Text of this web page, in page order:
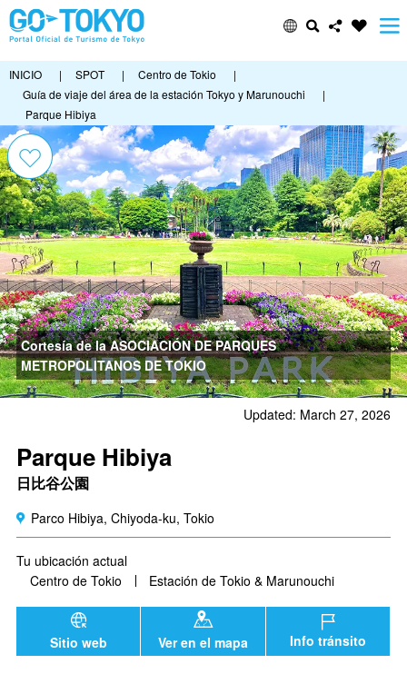
INICIO | SPOT | Centro de Tokio
|
Guía de viaje del área de la estación Tokyo y Marunouchi
|
Parque Hibiya
Cortesía de la ASOCIACIÓN DE PARQUES
METROPOLITANOS DE TOKIO
Updated: March 27, 2026
Parque Hibiya
日比谷公園
Parco Hibiya, Chiyoda-ku, Tokio
Tu ubicación actual
Centro de Tokio
Estación de Tokio & Marunouchi
Sitio web Ver en el mapa Info tránsito